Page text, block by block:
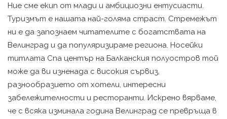
Ние сме екип от млади и амбициозни ентусиасти.
Туризмът е нашата най-голяма страст. Стремежът
ни е да запознаем читателите с богатствата на
Велинград и да популяризираме региона. Носейки
титлата Спа център на Балканския полуостров той
може да ви изненада с високия сървиз,
разнообразието от хотели, интересни
забележителности и ресторанти. Искрено вярваме,
че с всяка изминала година Велинград се превръща в